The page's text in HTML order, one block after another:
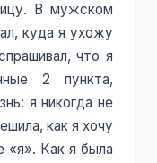
В мужском
куда я ухожу
что я
2 пункта,
я никогда не
как я хочу
«я». Как я была